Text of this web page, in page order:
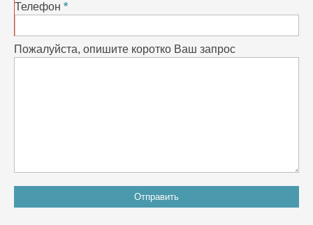
Телефон
Пожалуйста, опишите коротко Ваш запрос